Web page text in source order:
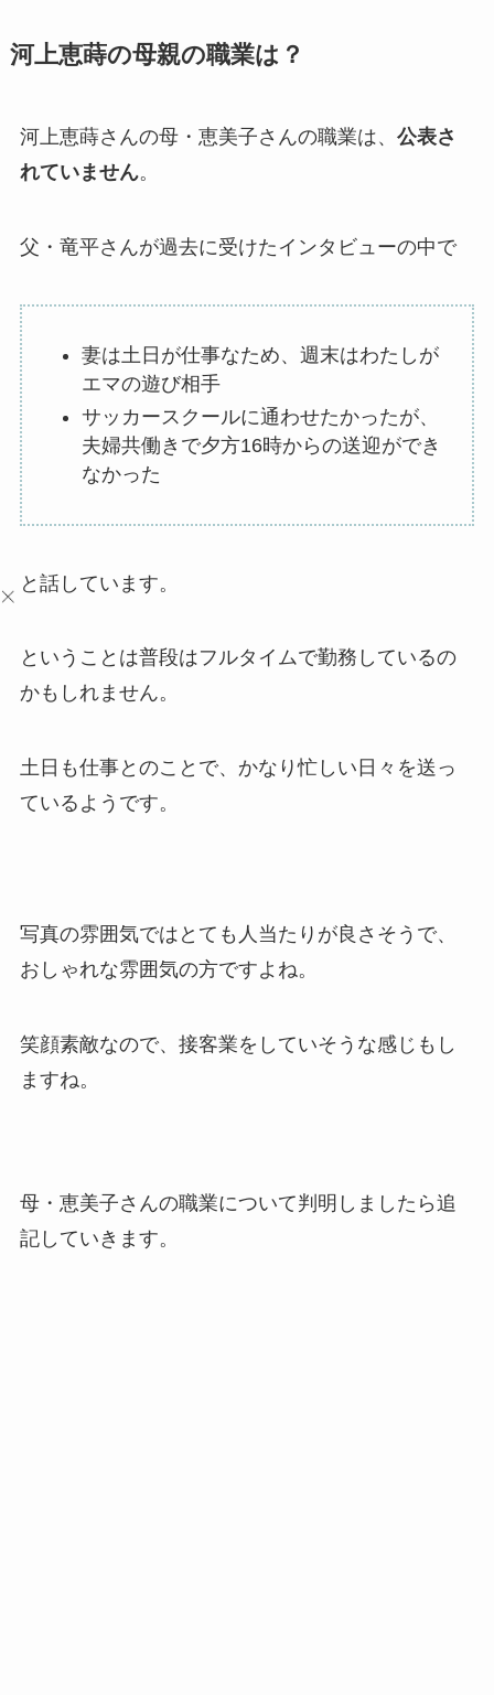
河上恵蒔の母親の職業は？
河上恵蒔さんの母・恵美子さんの職業は、 公表さ
れていません。
父・ 竜平さんが過去に受けたインタビューの中で
妻は土日が仕事なため、週末はわたしが
エマの遊び相手
サッカースクールに通わせたかったが、
夫婦共働きで夕方16時からの送迎ができ
なかった
と話しています。
ということは普段はフルタイムで勤務しているの
かもしれません。
土日も仕事とのことで、かなり忙しい日々を送っ
ているようです。
写真の雰囲気ではとても人当たりが良さそうで、
おしゃれな雰囲気の方ですよね。
笑顔素敵なので、接客業をしていそうな感じもし
ますね。
母・恵美子さんの職業について判明しましたら追
記していきます。